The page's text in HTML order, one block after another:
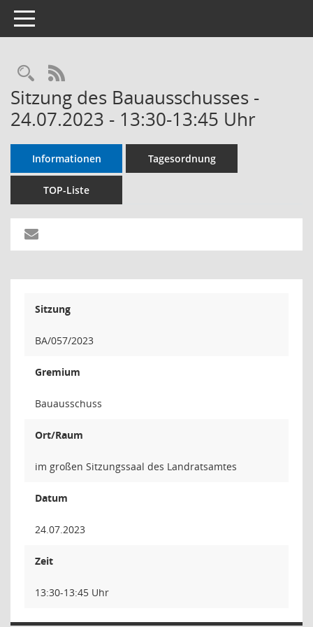
Toggle navigation
RSS-Feed
Sitzung des Bauausschusses -
24.07.2023 - 13:30-13:45 Uhr
Informationen Tagesordnung
TOP-Liste
Sitzung
BA/057/2023
Gremium
Bauausschuss
Ort/Raum
im großen Sitzungssaal des Landratsamtes
Datum
24.07.2023
Zeit
13:30-13:45 Uhr